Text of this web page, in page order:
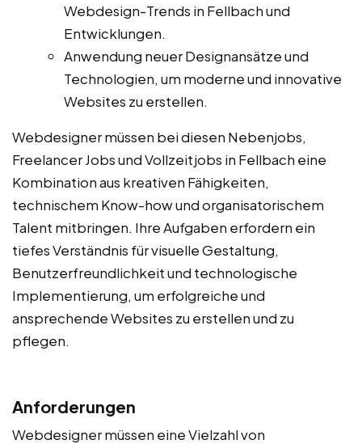
Webdesign-Trends in Fellbach und
Entwicklungen.
Anwendung neuer Designansätze und
Technologien, um moderne und innovative
Websites zu erstellen.
Webdesigner müssen bei diesen Nebenjobs,
Freelancer Jobs und Vollzeitjobs in Fellbach eine
Kombination aus kreativen Fähigkeiten,
technischem Know-how und organisatorischem
Talent mitbringen. Ihre Aufgaben erfordern ein
tiefes Verständnis für visuelle Gestaltung,
Benutzerfreundlichkeit und technologische
Implementierung, um erfolgreiche und
ansprechende Websites zu erstellen und zu
pflegen.
Anforderungen
Webdesigner müssen eine Vielzahl von